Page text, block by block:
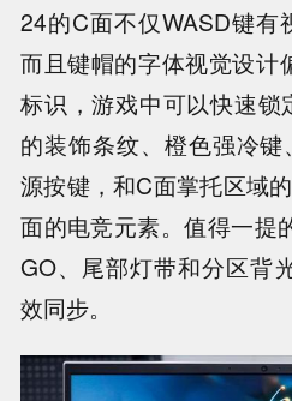
24的C面不仅WASD键有
而且键帽的字体视觉设计
标识，游戏中可以快速锁
的装饰条纹、橙色强冷
源按键，和C面掌托区域
面的电竞元素。值得一提
GO、尾部灯带和分区背
效同步。